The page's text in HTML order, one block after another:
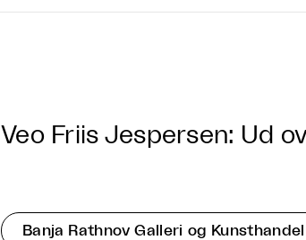
Veo Friis Jespersen: Ud
Banja Rathnov Galleri og Kunsthandel